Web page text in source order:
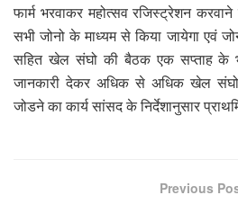
फार्म भरवाकर महोत्सव रजिस्ट्रेशन
सभी जोनो के माध्यम से किया जायेगा एवं
सहित खेल संघो की बैठक एक सप्ताह के
जानकारी देकर अधिक से अधिक खेल संघो
जोडने का कार्य सांसद के निर्देशानुसार
Previous